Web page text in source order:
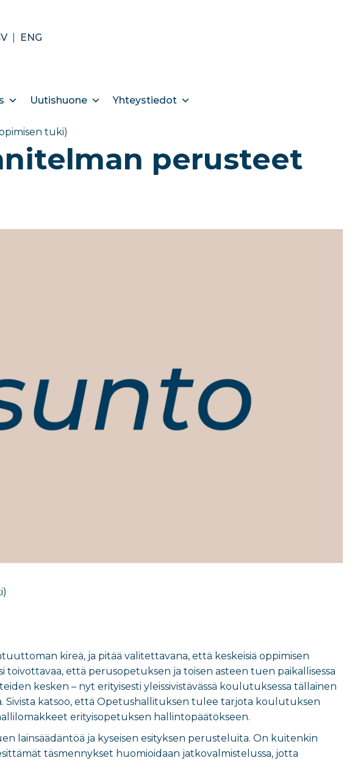
ENG
Uutishuone Yhteystiedot
tuki)
perusteet
kireä, ja pitää valitettavana, että keskeisiä oppimisen
että perusopetuksen ja toisen asteen tuen paikallisessa
kesken – nyt erityisesti yleissivistävässä koulutuksessa tällainen
katsoo, että Opetushallituksen tulee tarjota koulutuksen
erityisopetuksen hallintopäätökseen.
lainsäädäntöä ja kyseisen esityksen perusteluita. On kuitenkin
täsmennykset huomioidaan jatkovalmistelussa, jotta